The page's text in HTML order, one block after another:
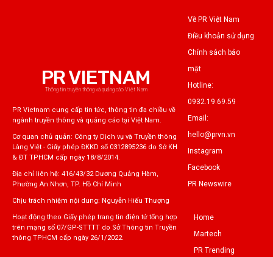
PR VIETNAM
Thông tin truyền thông và quảng cáo Việt Nam
PR Vietnam cung cấp tin tức, thông tin đa chiều về
ngành truyền thông và quảng cáo tại Việt Nam.
Cơ quan chủ quản: Công ty Dịch vụ và Truyền thông
Làng Việt - Giấy phép ĐKKD số 0312895236 do Sở KH
& ĐT TPHCM cấp ngày 18/8/2014.
Địa chỉ liên hệ: 416/43/32 Dương Quảng Hàm,
Phường An Nhơn, TP. Hồ Chí Minh
Chịu trách nhiệm nội dung: Nguyễn Hiếu Thượng
Hoạt động theo Giấy phép trang tin điện tử tổng hợp
trên mạng số 07/GP-STTTT do Sở Thông tin Truyền
thông TPHCM cấp ngày 26/1/2022.
Về PR Việt Nam
Điều khoản sử dụng
Chính sách bảo
mật
Hotline:
0932.19.69.59
Email:
hello@prvn.vn
Instagram
Facebook
PR Newswire
Home
Martech
PR Trending